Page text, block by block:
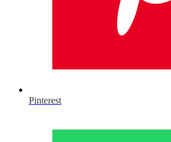
Pinterest